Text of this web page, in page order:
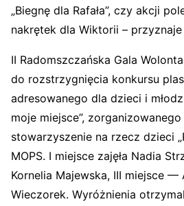
„Biegnę dla Rafała”, czy akcji
nakrętek dla Wiktorii – przyznaje
II Radomszczańska Gala
do rozstrzygnięcia konkursu
adresowanego dla dzieci i
moje miejsce”,
stowarzyszenie na rzecz dzieci
MOPS. I miejsce zajęła Nadia
Kornelia Majewska, III miejsce —
Wieczorek. Wyróżnienia